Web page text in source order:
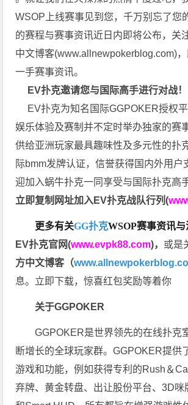
WSOP上线赛事见到您，千万别忘了您
的赛程与赛事资讯近日内即将公布，关
中文博客(www.allnewpokerblog.com)
一手赛事资讯。
EV扑克邀请您与国际高手进行对战！
EV扑克为知名国际GGPOKER授权
娱乐体验及赛制并不定时举办独家的赛
供给亚洲玩家最具趣味性及多元性的扑
际bmm发牌认证，信誉获得国内外用户
迎加入蜗牛扑克一同享受与国际扑克高
立即复制网址加入EV扑克战队行列(
更多有关GG扑克WSOP赛事资讯与
EV扑克官网(www.evpk88.com)， 或是
方中文博客（
息。立即下载，惊喜红包奖励等着你
关于GGPOKER
GGPOKER是世界领先的在线扑克
断增长的全球玩家群。GGPOKER提供
游戏和功能，例如获得专利的Rush＆
弃牌、黄金转盘、出让股份平台、3D咪